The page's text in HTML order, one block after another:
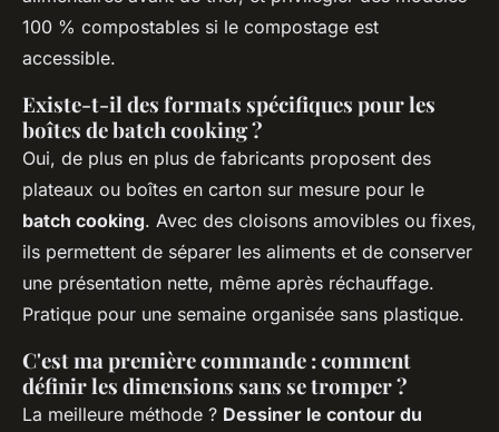
100 % compostables si le compostage est
accessible.
Existe-t-il des formats spécifiques pour les
boîtes de batch cooking ?
Oui, de plus en plus de fabricants proposent des
plateaux ou boîtes en carton sur mesure pour le
batch cooking. Avec des cloisons amovibles ou fixes,
ils permettent de séparer les aliments et de conserver
une présentation nette, même après réchauffage.
Pratique pour une semaine organisée sans plastique.
C'est ma première commande : comment
définir les dimensions sans se tromper ?
La meilleure méthode ? Dessiner le contour du